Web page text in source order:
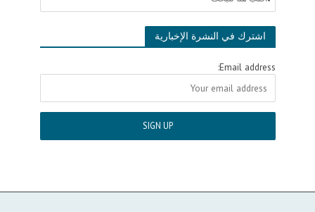
اشترك في النشرة الإخبارية
Email address: